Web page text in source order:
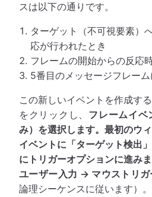
スは以下の通りです。
ターゲット（不可視要素）
応が行われたとき
フレームの開始からの反応
5番目のメッセージフレー
この新しいイベントを作成す
をクリックし、 フレームイベ
み） を選択します。最初のウ
イベントに「ターゲット検出
にトリガーオプションに進み
ユーザー入力 → マウストリガ
論理シーケンスに従います）